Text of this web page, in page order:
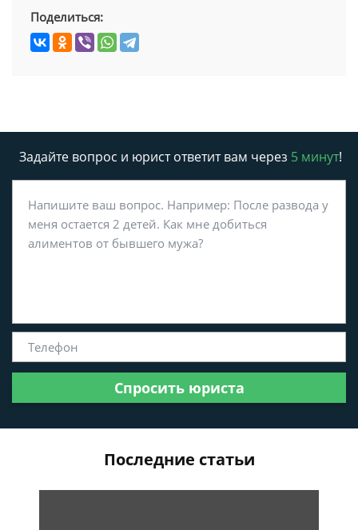
Поделиться:
Задайте вопрос и юрист ответит вам через 5 минут!
Спросить юриста
Последние статьи